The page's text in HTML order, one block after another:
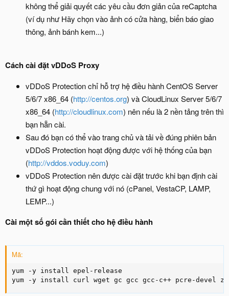
không thể giải quyết các yêu cầu đơn giản của reCaptcha
(ví dụ như Hãy chọn vào ảnh có cửa hàng, biển báo giao
thông, ảnh bánh kem...)
Cách cài đặt vDDoS Proxy
vDDoS Protection chỉ hỗ trợ hệ điều hành CentOS Server
5/6/7 x86_64 (http://centos.org) và CloudLinux Server 5/6/7
x86_64 (http://cloudlinux.com) nên nếu là 2 nền tảng trên thì
bạn hẵn cài.
Sau đó bạn có thể vào trang chủ và tải về đúng phiên bản
vDDoS Protection hoạt động được với hệ thống của bạn
(http://vddos.voduy.com)
vDDoS Protection nên được cài đặt trước khi bạn định cài
thứ gì hoạt động chung với nó (cPanel, VestaCP, LAMP,
LEMP...)
Cài một số gói cần thiết cho hệ điều hành
Mã:
yum -y install epel-release
yum -y install curl wget gc gcc gcc-c++ pcre-devel